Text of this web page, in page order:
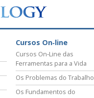
Cursos On‑line
Cursos On‑Line das
Ferramentas para a Vida
Os Problemas do Trabalho
Os Fundamentos do